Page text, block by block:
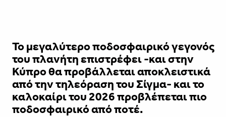
Το μεγαλύτερο ποδοσφαιρικό γεγονός
του πλανήτη επιστρέφει -και στην
Κύπρο θα προβάλλεται αποκλειστικά
από την τηλεόραση του Σίγμα- και το
καλοκαίρι του 2026 προβλέπεται πιο
ποδοσφαιρικό από ποτέ.